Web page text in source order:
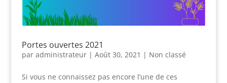
Portes ouvertes 2021
par administrateur| Août 30, 2021 | Non classé
Si vous ne connaissez pas encore l’une de ces